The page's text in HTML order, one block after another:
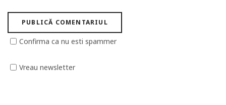
Confirma ca nu esti spammer
Vreau newsletter